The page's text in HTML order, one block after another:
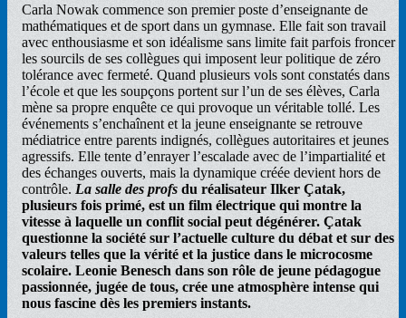
Carla Nowak commence son premier poste d’enseignante de
mathématiques et de sport dans un gymnase. Elle fait son travail
avec enthousiasme et son idéalisme sans limite fait parfois froncer
les sourcils de ses collègues qui imposent leur politique de zéro
tolérance avec fermeté. Quand plusieurs vols sont constatés dans
l’école et que les soupçons portent sur l’un de ses élèves, Carla
mène sa propre enquête ce qui provoque un véritable tollé. Les
événements s’enchaînent et la jeune enseignante se retrouve
médiatrice entre parents indignés, collègues autoritaires et jeunes
agressifs. Elle tente d’enrayer l’escalade avec de l’impartialité et
des échanges ouverts, mais la dynamique créée devient hors de
contrôle. La salle des profs du réalisateur Ilker Çatak,
plusieurs fois primé, est un film électrique qui montre la
vitesse à laquelle un conflit social peut dégénérer. Çatak
questionne la société sur l’actuelle culture du débat et sur des
valeurs telles que la vérité et la justice dans le microcosme
scolaire. Leonie Benesch dans son rôle de jeune pédagogue
passionnée, jugée de tous, crée une atmosphère intense qui
nous fascine dès les premiers instants.